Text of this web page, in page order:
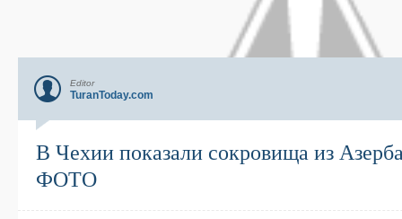
Editor
TuranToday.com
В Чехии показали сокровища из
ФОТО